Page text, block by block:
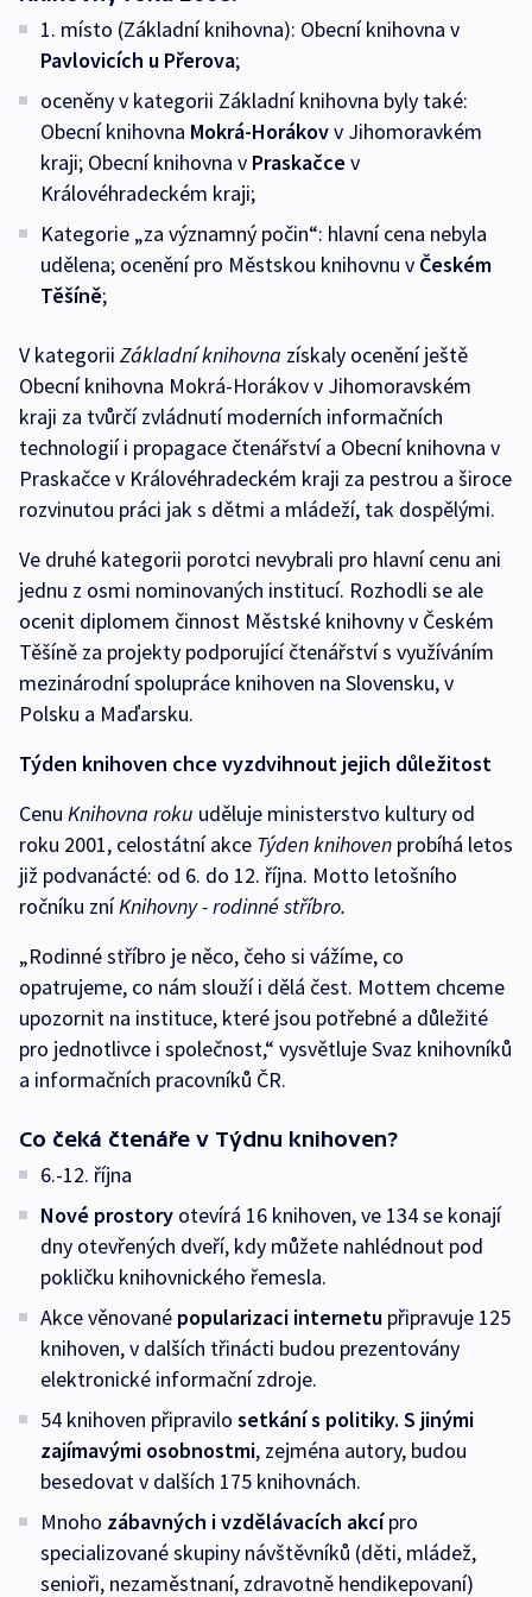
1. místo (Základní knihovna): Obecní knihovna v
Pavlovicích u Přerova;
oceněny v kategorii Základní knihovna byly také:
Obecní knihovna Mokrá-Horákovv Jihomoravkém
kraji; Obecní knihovna v Praskačce v
Královéhradeckém kraji;
Kategorie „za významný počin“: hlavní cena nebyla
udělena; ocenění pro Městskou knihovnu v Českém
Těšíně;
V kategorii Základní knihovna získaly ocenění ještě
Obecní knihovna Mokrá-Horákov v Jihomoravském
kraji za tvůrčí zvládnutí moderních informačních
technologií i propagace čtenářství a Obecní knihovna v
Praskačce v Královéhradeckém kraji za pestrou a široce
rozvinutou práci jak s dětmi a mládeží, tak dospělými.
Ve druhé kategorii porotci nevybrali pro hlavní cenu ani
jednu z osmi nominovaných institucí. Rozhodli se ale
ocenit diplomem činnost Městské knihovny v Českém
Těšíně za projekty podporující čtenářství s využíváním
mezinárodní spolupráce knihoven na Slovensku, v
Polsku a Maďarsku.
Týden knihoven chce vyzdvihnout jejich důležitost
Cenu Knihovna roku uděluje ministerstvo kultury od
roku 2001, celostátní akce Týden knihoven probíhá letos
již podvanácté: od 6. do 12. října. Motto letošního
ročníku zníKnihovny - rodinné stříbro.
„Rodinné stříbro je něco, čeho si vážíme, co
opatrujeme, co nám slouží i dělá čest. Mottem chceme
upozornit na instituce, které jsou potřebné a důležité
pro jednotlivce i společnost,“ vysvětluje Svaz knihovníků
a informačních pracovníků ČR.
Co čeká čtenáře v Týdnu knihoven?
6.-12. října
Nové prostory otevírá 16 knihoven, ve 134 se konají
dny otevřených dveří, kdy můžete nahlédnout pod
pokličku knihovnického řemesla.
Akce věnované popularizaci internetu připravuje 125
knihoven, v dalších třinácti budou prezentovány
elektronické informační zdroje.
54 knihoven připravilo setkání s politiky. S jinými
zajímavými osobnostmi, zejména autory, budou
besedovat v dalších 175 knihovnách.
Mnoho zábavných i vzdělávacích akcípro
specializované skupiny návštěvníků (děti, mládež,
senioři, nezaměstnaní, zdravotně hendikepovaní)